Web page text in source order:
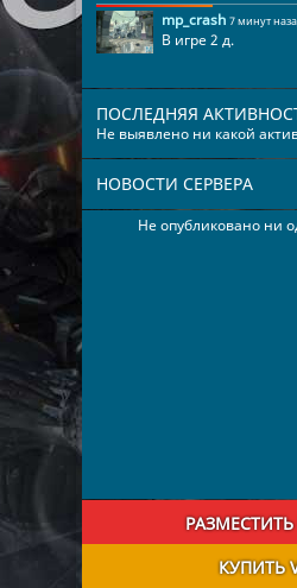
mp_crash 7 минут
В игре 2 д.
ПОСЛЕДНЯЯ
Не выявлено ни какой
НОВОСТИ СЕРВЕРА
Не опубликовано ни
КУПИТЬ